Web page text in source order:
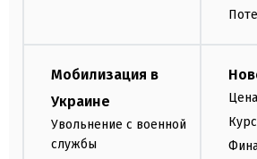
Мобилизация в
Украине
Увольнение с военной
службы